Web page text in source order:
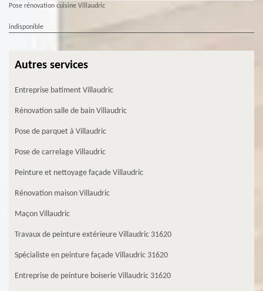
Pose rénovation cuisine Villaudric
indisponible
Autres services
Entreprise batiment Villaudric
Rénovation salle de bain Villaudric
Pose de parquet à Villaudric
Pose de carrelage Villaudric
Peinture et nettoyage façade Villaudric
Rénovation maison Villaudric
Maçon Villaudric
Travaux de peinture extérieure Villaudric 31620
Spécialiste en peinture façade Villaudric 31620
Entreprise de peinture boiserie Villaudric 31620